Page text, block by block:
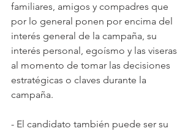
familiares, amigos y compadres que
por lo general ponen por encima del
interés general de la campaña, su
interés personal, egoísmo y las viseras
al momento de tomar las decisiones
estratégicas o claves durante la
campaña.
- El candidato también puede ser su